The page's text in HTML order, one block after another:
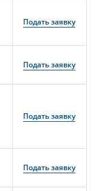
Подать заявку
Подать заявку
Подать заявку
Подать заявку